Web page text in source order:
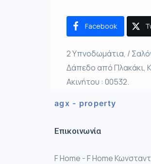
Facebook
2 Υπνοδωμάτια, /
Δάπεδο από Πλακάκι,
Ακινήτου : 00532.
agx - property
Επικοινωνία
F Home - F Home